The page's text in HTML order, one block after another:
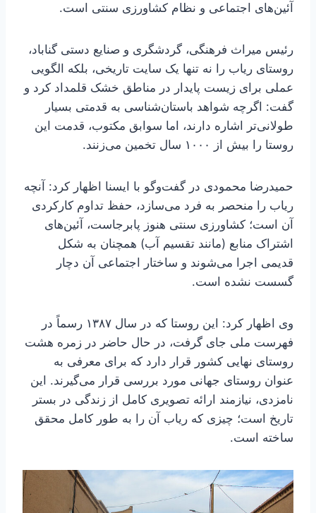
آئین‌های اجتماعی و نظام کشاورزی سنتی است.
رئیس میراث فرهنگی، گردشگری و صنایع‌ دستی گناباد،
روستای ریاب را نه تنها یک سایت تاریخی، بلکه الگویی
عملی برای زیست پایدار در مناطق خشک قلمداد کرد و
گفت: اگرچه شواهد باستان‌شناسی به قدمتی بسیار
طولانی‌تر اشاره دارند، اما سوابق مکتوب، قدمت این
روستا را بیش از ۱۰۰۰ سال تخمین می‌زنند.
حمیدرضا محمودی در گفت‌وگو با ایسنا اظهار کرد: آنچه
ریاب را منحصر به فرد می‌سازد، حفظ تداوم کارکردی
آن است؛ کشاورزی سنتی هنوز پابرجاست، آئین‌های
اشتراک منابع (مانند تقسیم آب) همچنان به شکل
قدیمی اجرا می‌شوند و ساختار اجتماعی آن دچار
گسست نشده است.
وی اظهار کرد: این روستا که در سال ۱۳۸۷ رسماً در
فهرست ملی جای گرفت، در حال حاضر در زمره هشت
روستای نهایی کشور قرار دارد که برای معرفی به
عنوان روستای جهانی مورد بررسی قرار می‌گیرند. این
نامزدی، نیازمند ارائه تصویری کامل از زندگی در بستر
تاریخ است؛ چیزی که ریاب آن را به طور کامل محقق
ساخته است.